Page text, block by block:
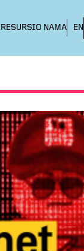
RESURSIO NAMA EN